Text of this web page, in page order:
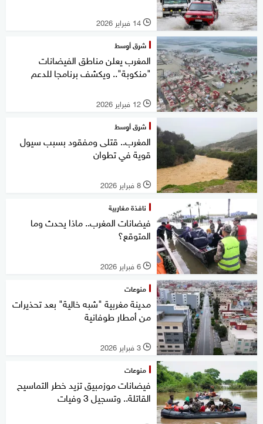
l 14 فبراير 2026
شرق أوسط
المغرب يعلن مناطق الفيضانات
"منكوبة".. ويكشف برنامجا للدعم
l 12 فبراير 2026
شرق أوسط
المغرب.. قتلى ومفقود بسبب سيول
قوية في تطوان
l 8 فبراير 2026
نافذة مغاربية
فيضانات المغرب.. ماذا يحدث وما
المتوقع؟
l 6 فبراير 2026
منوعات
مدينة مغربية "شبه خالية" بعد تحذيرات
من أمطار طوفانية
l 3 فبراير 2026
منوعات
فيضانات موزمبيق تزيد خطر التماسيح
القاتلة.. وتسجيل 3 وفيات